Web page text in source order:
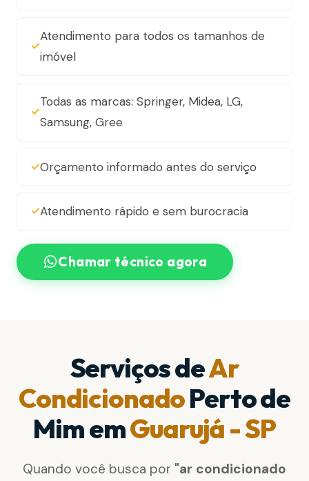
Atendimento para todos os tamanhos de
imóvel
Todas as marcas: Springer, Midea, LG,
Samsung, Gree
Orçamento informado antes do serviço
Atendimento rápido e sem burocracia
Chamar técnico agora
Serviços deAr
CondicionadoPerto de
Mim emGuarujá - SP
Quando você busca por "ar condicionado